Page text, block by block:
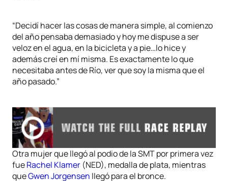
“Decidí hacer las cosas de manera simple, al comienzo
del año pensaba demasiado y hoy me dispuse a ser
veloz en el agua, en la bicicleta y a pie…lo hice y
además creí en mí misma. Es exactamente lo que
necesitaba antes de Río, ver que soy la misma que el
año pasado.”
Otra mujer que llegó al podio de la SMT por primera vez
fueRachel Klamer (NED), medalla de plata, mientras
queGwen Jorgensen llegó para el bronce.